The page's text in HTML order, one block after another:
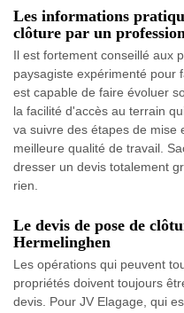
Les informations
clôture par un
Il est fortement conseillé aux
paysagiste expérimenté pour
est capable de faire évoluer
la facilité d'accès au terrain
va suivre des étapes de mise
meilleure qualité de travail.
dresser un devis totalement
rien.
Le devis de pose de
Hermelinghen
Les opérations qui peuvent
propriétés doivent toujours
devis. Pour JV Elagage, qui